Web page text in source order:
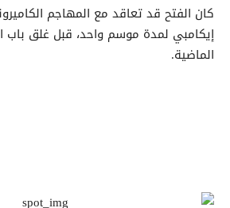
كان الفتح قد تعاقد مع المهاجم
إيكامبي لمدة موسم واحد، قبل غلق باب
الماضية.